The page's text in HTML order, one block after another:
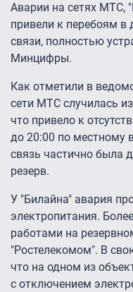
Аварии на сетях МТС,
привели к перебоям в
связи, полностью
Минцифры.
Как отметили в
сети МТС случилась
что привело к
до 20:00 по местному
связь частично была
резерв.
У "Билайна" авария
электропитания.
работами на
"Ростелекомом". В
что на одном из
с отключением